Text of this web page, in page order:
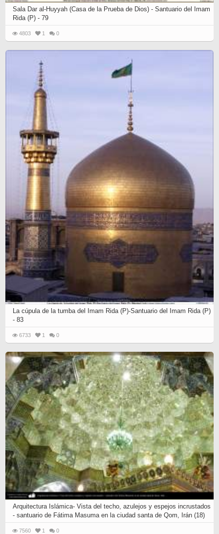
Sala Dar al-Huyyah (Casa de la Prueba de Dios) - Santuario del Imam
Rida (P) - 79
4803 1 0
La cúpula de la tumba del Imam Rida (P)-Santuario del Imam Rida (P)
- 83
6733 1 0
Arquitectura Islámica- Vista del techo, azulejos y espejos incrustados
- santuario de Fátima Masuma en la ciudad santa de Qom, Irán (18)
7560 1 0